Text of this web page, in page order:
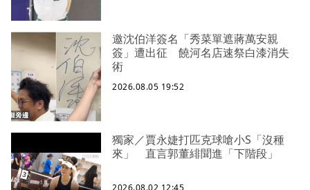
邀沈伯洋簽名「秀菜單遮蔣萬安親
簽」遭出征 饒河名店速祭白漆消失
術
2026.08.05 19:52
獨家／賈永婕打匹克球嗆小S「沒種
來」 直言郭董緋聞進「下階段」
2026.08.02 12:45